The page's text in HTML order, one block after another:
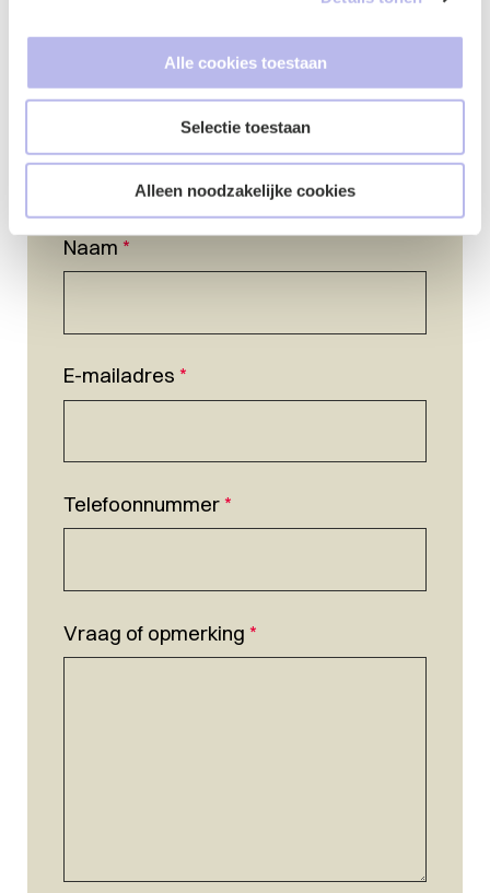
Alle cookies toestaan
Selectie toestaan
Alleen noodzakelijke cookies
Naam *
E-mailadres *
Telefoonnummer*
Vraag of opmerking *